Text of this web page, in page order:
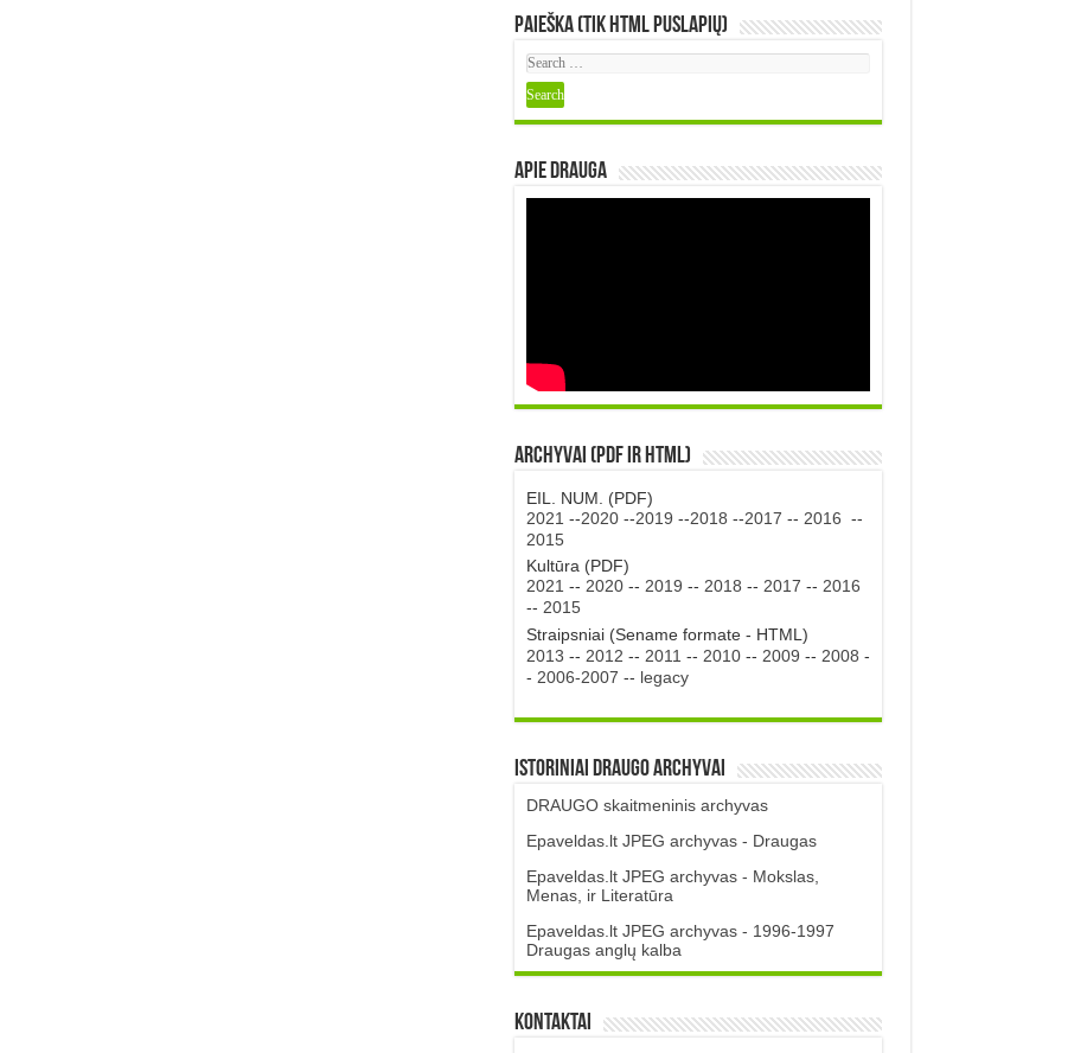
Paieška (tik HTML puslapių)
Apie DRAUGA
Archyvai (PDF ir HTML)
EIL. NUM. (PDF)
2021 --2020--2019 --2018 --2017 -- 2016 --
2015
Kultūra (PDF)
2021 -- 2020-- 2019 -- 2018 -- 2017 -- 2016
-- 2015
Straipsniai (Sename formate - HTML)
2013 -- 2012 -- 2011 -- 2010-- 2009 -- 2008 -
- 2006-2007 -- legacy
Istoriniai DRAUGO Archyvai
DRAUGO skaitmeninis archyvas
Epaveldas.lt JPEG archyvas - Draugas
Epaveldas.lt JPEG archyvas - Mokslas,
Menas, ir Literatūra
Epaveldas.lt JPEG archyvas - 1996-1997
Draugas anglų kalba
Kontaktai